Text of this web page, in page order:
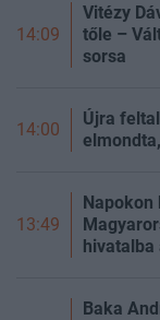
14:09
Vitézy
tőle –
sorsa
14:00
Újra
13:49
Napokon
Baka